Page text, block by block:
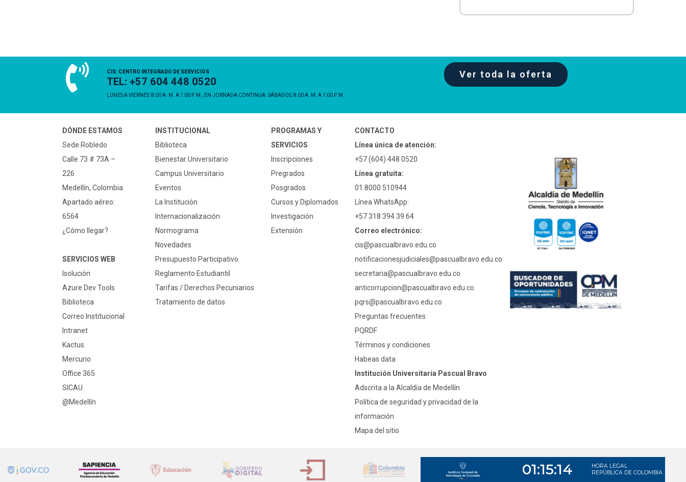
CIS: CENTRO INTEGRADO DE SERVICIOS
TEL: +57 604 448 0520
LUNES A VIERNES: 8:00 A. M. A 7:00 P. M., EN JORNADA CONTINUA. SÁBADOS: 8:00 A. M. A 1:00 P. M.
Ver toda la oferta
DÓNDE ESTAMOS
Sede Robledo
Calle 73 # 73A –
226
Medellín, Colombia
Apartado aéreo:
6564
¿Cómo llegar?
SERVICIOS WEB
Isolución
Azure Dev Tools
Biblioteca
Correo Institucional
Intranet
Kactus
Mercurio
Office 365
SICAU
@Medellín
INSTITUCIONAL
Biblioteca
Bienestar Universitario
Campus Universitario
Eventos
La Institución
Internacionalización
Normograma
Novedades
Presupuesto Participativo
Reglamento Estudiantil
Tarifas / Derechos Pecuniarios
Tratamiento de datos
PROGRAMAS Y
SERVICIOS
Inscripciones
Pregrados
Posgrados
Cursos y Diplomados
Investigación
Extensión
CONTACTO
Línea única de atención:
+57 (604) 448 0520
Línea gratuita:
01 8000 510944
Línea WhatsApp:
+57 318 394 39 64
Correo electrónico:
cis@pascualbravo.edu.co
notificacionesjudiciales@pascualbravo.edu.co
secretaria@pascualbravo.edu.co
anticorrupcion@pascualbravo.edu.co
pqrs@pascualbravo.edu.co
Preguntas frecuentes
PQRDF
Términos y condiciones
Habeas data
Institución Universitaria Pascual Bravo
Adscrita a la Alcaldía de Medellín
Política de seguridad y privacidad de la
información
Mapa del sitio